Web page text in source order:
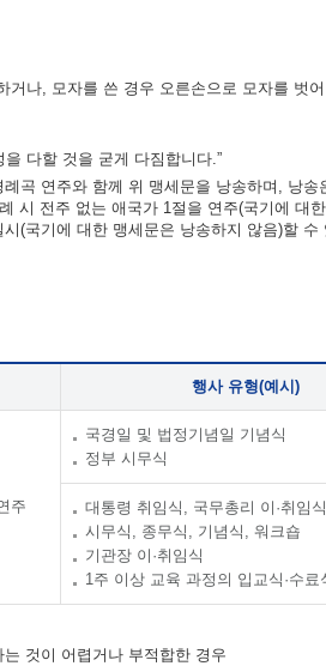
나, 모자를 쓴 경우 오른손으로 모자를 벗
다할 것을 굳게 다짐합니다.”
곡 연주와 함께 위 맹세문을 낭송하며, 낭송
시 전주 없는 애국가 1절을 연주(국기에 대
(국기에 대한 맹세문은 낭송하지 않음)할 수
행사 유형(예시)
주
국경일 및 법정기념일 기념식
정부 시무식
대통령 취임식, 국무총리 이·취임식
시무식, 종무식, 기념식, 워크숍
기관장 이·취임식
1주 이상 교육 과정의 입교식·수료
것이 어렵거나 부적합한 경우